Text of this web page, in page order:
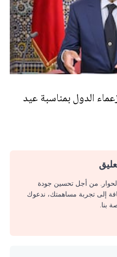
الدول بمناسبة عيد
من أجل تحسين جودة
إلى تجربة مساهمتك، ندعوك
بنا.